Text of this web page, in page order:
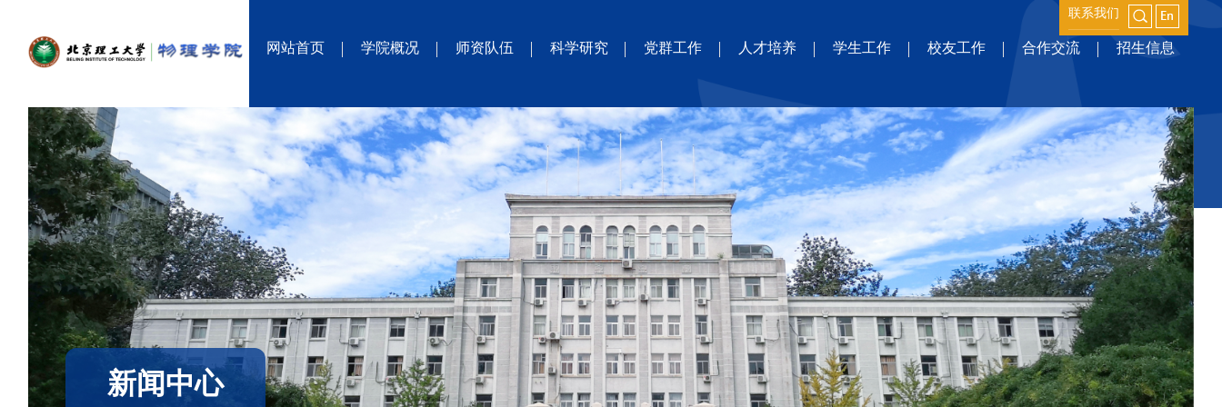
联系我们
网站首页 学院概况 师资队伍 科学研究 党群工作 人才培养 学生工作 校友工作 合作交流 招生信息
新闻中心